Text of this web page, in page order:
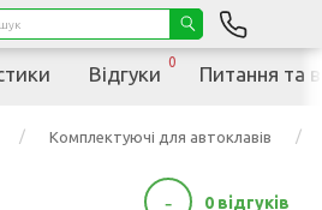
Комплектуючі для автоклавів
- 0 відгуків
Відгуки
0
Питання та